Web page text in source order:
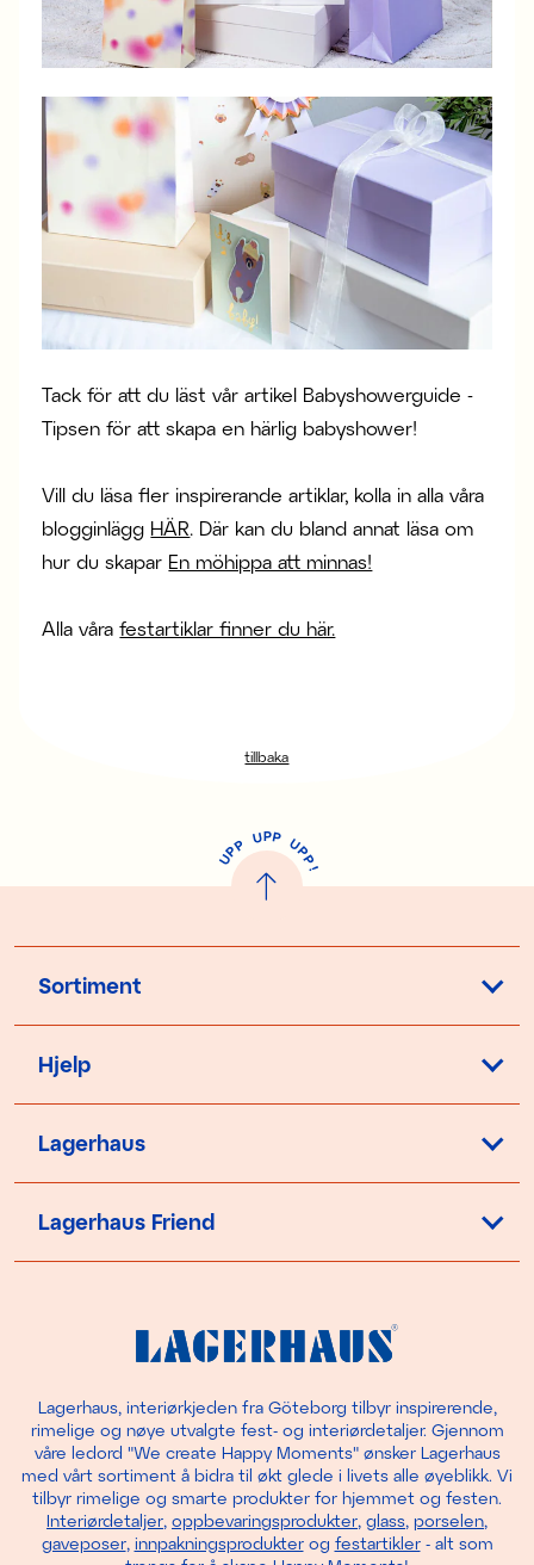
Tack för att du läst vår artikel Babyshowerguide -
Tipsen för att skapa en härlig babyshower!
Vill du läsa fler inspirerande artiklar, kolla in alla våra
blogginlägg HÄR. Där kan du bland annat läsa om
hur du skapar En möhippa att minnas!
Alla vårafestartiklar finner du här.
tillbaka
U
P
P UPP UP
P
!
Sortiment
Hjelp
Lagerhaus
Lagerhaus Friend
Lagerhaus, interiørkjeden fra Göteborg tilbyr inspirerende,
rimelige og nøye utvalgte fest- og interiørdetaljer. Gjennom
våre ledord "We create Happy Moments" ønsker Lagerhaus
med vårt sortiment å bidra til økt glede i livets alle øyeblikk. Vi
tilbyr rimelige og smarte produkter for hjemmet og festen.
Interiørdetaljer, oppbevaringsprodukter, glass, porselen,
gaveposer, innpakningsprodukterog festartikler- alt som